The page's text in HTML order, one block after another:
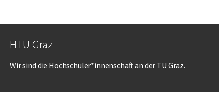
HTU Graz
Wir sind die Hochschüler*innenschaft an der TU Graz.